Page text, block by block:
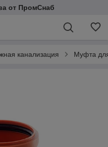
от ПромСнаб
канализация Муфта